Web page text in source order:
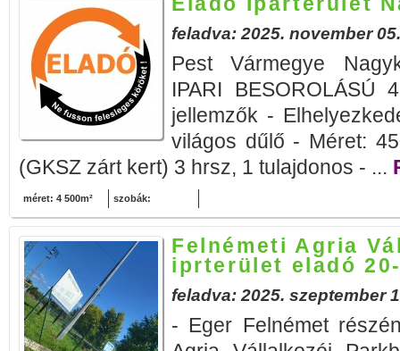
feladva: 2025. november 05.
Pest Vármegye
IPARI BESOROLÁSÚ
jellemzők -
világos dűlő - Méret:
(GKSZ zárt kert) 3 hrsz, 1 tulajdonos - ...
méret: 4 500m² szobák:
Felnémeti Agria
iprterület eladó
feladva: 2025. szeptember
- Eger Felnémet